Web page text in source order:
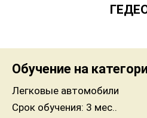
Обучение на
Легковые автомобили
Срок обучения: 3 мес..